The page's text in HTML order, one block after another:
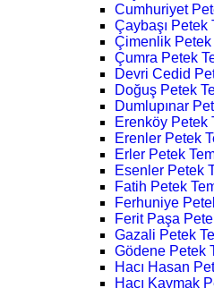
Cumhuriyet
Çaybaşı Petek
Çimenlik Petek
Çumra Petek
Devri Cedid
Doğuş Petek
Dumlupınar
Erenköy Petek
Erenler Petek
Erler Petek
Esenler Petek
Fatih Petek
Ferhuniye
Ferit Paşa
Gazali Petek
Gödene Petek
Hacı Hasan
Hacı Kaymak